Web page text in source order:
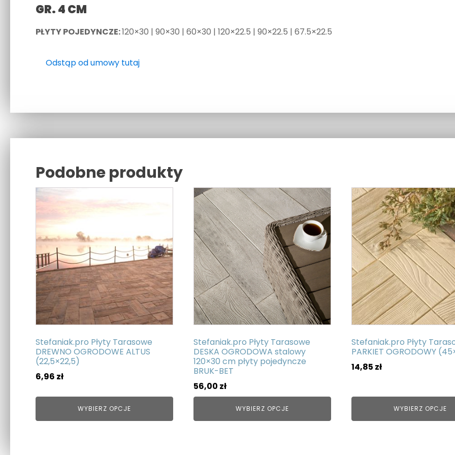
GR. 4 CM
PŁYTY POJEDYNCZE:120×30 | 90×30 | 60×30 | 120×22.5 | 90×22.5 | 67.5×22.5
Odstąp od umowy tutaj
Podobne produkty
Stefaniak.pro Płyty Tarasowe
DREWNO OGRODOWE ALTUS
(22,5×22,5)
6,96 zł
WYBIERZ OPCJE
Ten
ma
wariantów.
Opcje
można
wybrać
na
stronie
produktu
Stefaniak.pro Płyty Tarasowe
DESKA OGRODOWA stalowy
120×30 cm płyty pojedyncze
BRUK-BET
56,00 zł
WYBIERZ OPCJE
Ten
produkt
ma
wiele
wariantów.
Opcje
można
wybrać
na
stronie
produktu
Stefaniak.pro Płyty
PARKIET OGRODOWY
14,85 zł
WYBIERZ OPCJE
Ten
produkt
ma
wiele
wariantów.
Opcje
można
wybrać
na
stronie
produktu